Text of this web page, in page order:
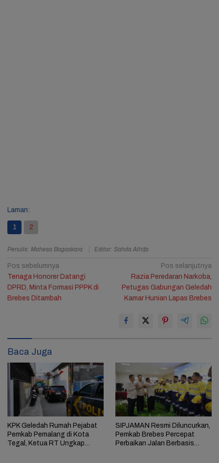
Laman:
1 2
Penulis: Mahesa Bagaskara Editor: Sahda Athifa
Navigasi
pos
Pos sebelumnya
Tenaga Honorer Datangi
DPRD, Minta Formasi PPPK di
Brebes Ditambah
Pos selanjutnya
Razia Peredaran Narkoba,
Petugas Gabungan Geledah
Kamar Hunian Lapas Brebes
Baca Juga
KPK Geledah Rumah Pejabat
Pemkab Pemalang di Kota
Tegal, Ketua RT Ungkap
SIPJAMAN Resmi Diluncurkan,
Pemkab Brebes Percepat
Perbaikan Jalan Berbasis